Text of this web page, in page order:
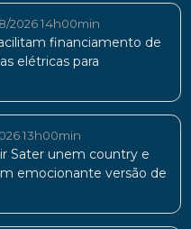
2026 14h00min
financiamento de
elétricas para
13h00min
Sater unem country e
emocionante versão de